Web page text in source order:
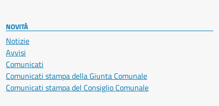
NOVITÀ
Notizie
Avvisi
Comunicati
Comunicati stampa della Giunta Comunale
Comunicati stampa del Consiglio Comunale